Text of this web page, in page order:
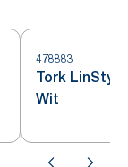
478883
Tork
Wit